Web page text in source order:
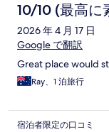
10/10 (最高に
2026 年 4 月 17 日
Google で翻訳
Great place would
Ray、1 泊旅行
宿泊者限定の口コミ